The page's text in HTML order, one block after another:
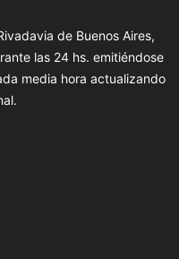
de Buenos Aires,
las 24 hs. emitiéndose
media hora actualizando